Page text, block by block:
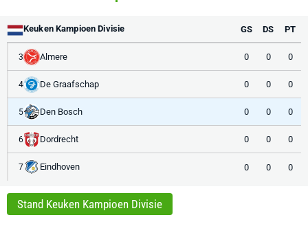
Keuken Kampioen Divisie GS DS PT
3 Almere 0 0 0
4 De Graafschap 0 0 0
5 Den Bosch 0 0 0
6 Dordrecht 0 0 0
7 Eindhoven 0 0 0
Stand Keuken Kampioen Divisie